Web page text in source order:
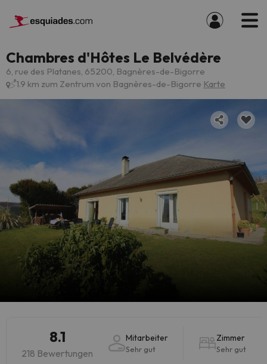
Chambres d'Hôtes Le Belvédère
6, rue des Platanes, 65200, Bagnères-de-Bigorre
1.9 km zum Zentrum von Bagnères-de-Bigorre Karte
8.1
218 Bewertungen
Mitarbeiter
Sehr gut
Zimmer
Sehr gut